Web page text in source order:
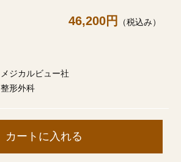
46,200円 （税込み）
メジカルビュー社
整形外科
カートに入れる